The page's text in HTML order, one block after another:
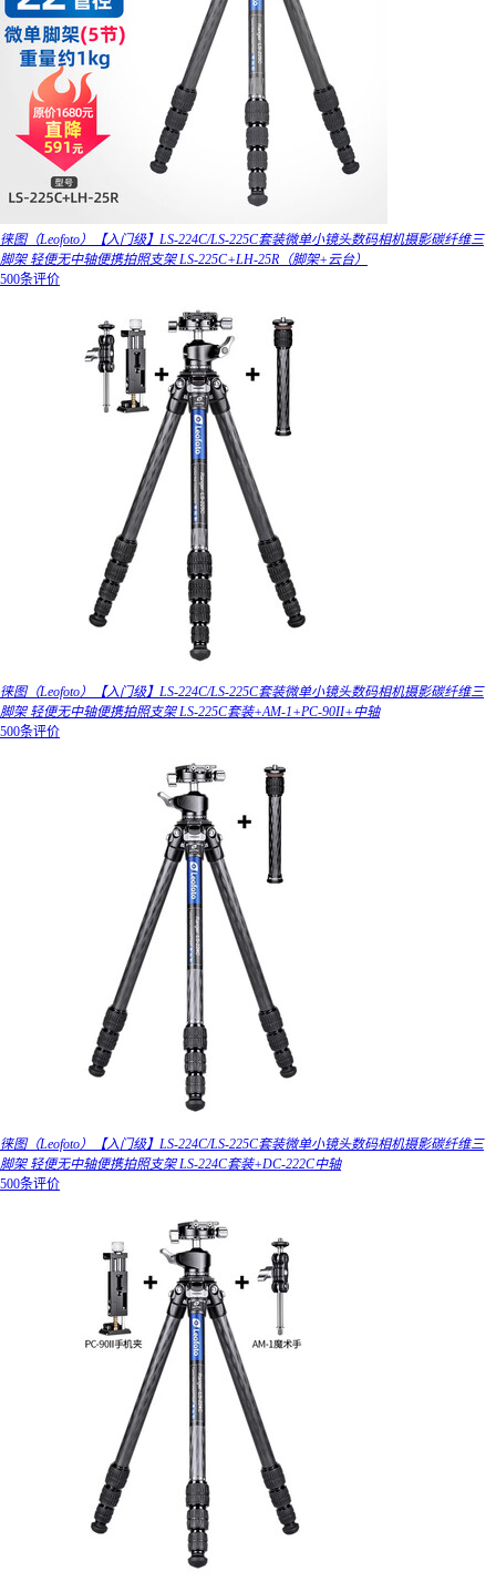
徕图（Leofoto）【入门级】LS-224C/LS-225C套装微单小镜头数码相机摄影碳纤维三
脚架 轻便无中轴便携拍照支架 LS-225C+LH-25R（脚架+云台）
500条评价
徕图（Leofoto）【入门级】LS-224C/LS-225C套装微单小镜头数码相机摄影碳纤维三
脚架 轻便无中轴便携拍照支架 LS-225C套装+AM-1+PC-90II+中轴
500条评价
徕图（Leofoto）【入门级】LS-224C/LS-225C套装微单小镜头数码相机摄影碳纤维三
脚架 轻便无中轴便携拍照支架 LS-224C套装+DC-222C中轴
500条评价